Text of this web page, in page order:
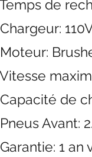
de
de
Avant:
1